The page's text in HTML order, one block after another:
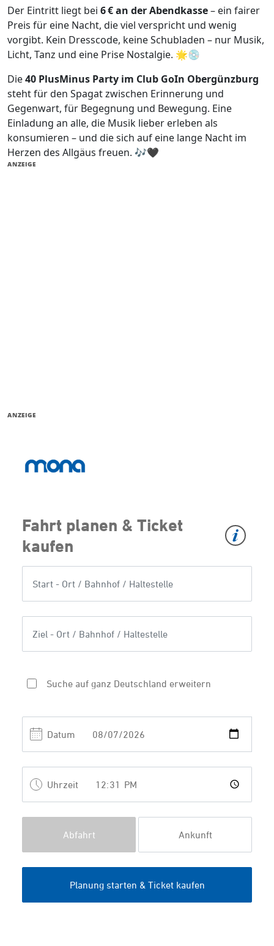
Der Eintritt liegt bei 6 € an der Abendkasse– ein fairer
Preis für eine Nacht, die viel verspricht und wenig
vorgibt. Kein Dresscode, keine Schubladen – nur Musik,
Licht, Tanz und eine Prise Nostalgie. 🌟💿
Die40 PlusMinus Party im Club GoIn Obergünzburg
steht für den Spagat zwischen Erinnerung und
Gegenwart, für Begegnung und Bewegung. Eine
Einladung an alle, die Musik lieber erleben als
konsumieren – und die sich auf eine lange Nacht im
Herzen des Allgäus freuen. 🎶🖤
ANZEIGE
ANZEIGE